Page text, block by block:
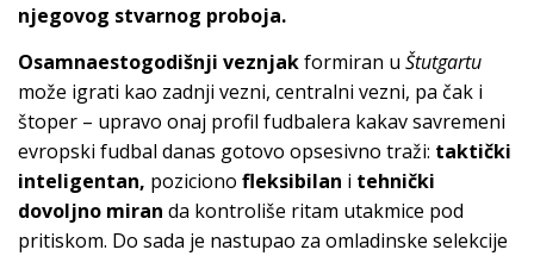
njegovog stvarnog proboja.
Osamnaestogodišnji veznjakformiran u Štutgartu
može igrati kao zadnji vezni, centralni vezni, pa čak i
štoper – upravo onaj profil fudbalera kakav savremeni
evropski fudbal danas gotovo opsesivno traži: taktički
inteligentan, poziciono fleksibilan i tehnički
dovoljno miran da kontroliše ritam utakmice pod
pritiskom. Do sada je nastupao za omladinske selekcije